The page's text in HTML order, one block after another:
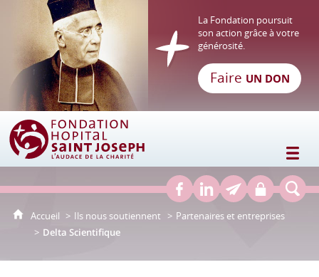
Fondation Hôpital Saint Joseph
La Fondation poursuit
son action grâce à votre
générosité.
Faire UN DON
Accueil Ils nous soutiennent
Partenaires et entreprises
Delta Scientifique